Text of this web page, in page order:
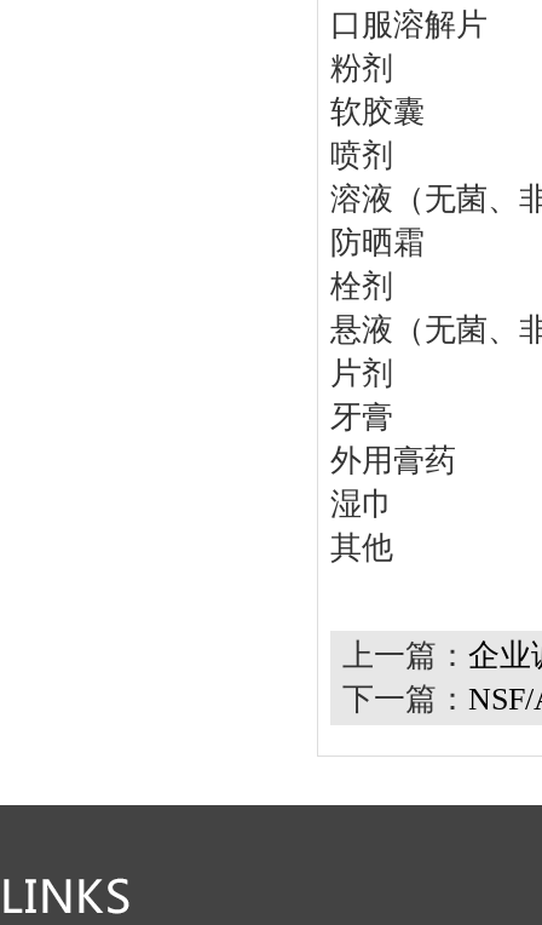
口服溶解片
粉剂
软胶囊
喷剂
溶液（无菌、
防晒霜
栓剂
悬液（无菌、
片剂
牙膏
外用膏药
湿巾
其他
上一篇： 企业
下一篇：